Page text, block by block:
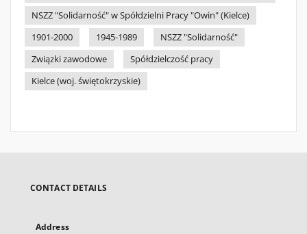
NSZZ "Solidarność" w Spółdzielni Pracy "Owin" (Kielce)
1901-2000
1945-1989
NSZZ "Solidarność"
Związki zawodowe
Spółdzielczość pracy
Kielce (woj. świętokrzyskie)
CONTACT DETAILS
Address